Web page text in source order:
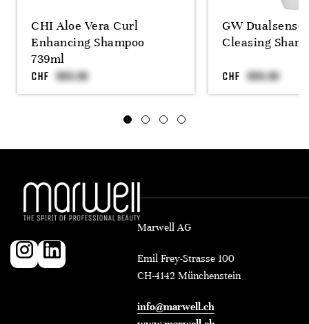
CHI Aloe Vera Curl
Enhancing Shampoo
739ml
CHF
GW
Cleasing
CHF
Marwell AG
Emil Frey-Strasse 100
CH-4142 Münchenstein
info@marwell.ch